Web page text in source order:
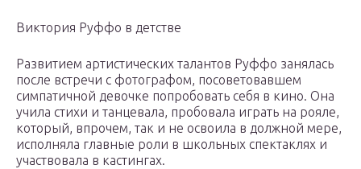
Виктория Руффо в детстве
Развитием артистических талантов Руффо занялась
после встречи с фотографом, посоветовавшем
симпатичной девочке попробовать себя в кино. Oна
учила стихи и танцевала, пробовала играть на рояле,
который, впрочем, так и не освоила в должной мере,
исполняла главные роли в школьных спектаклях и
участвовала в кастингах.